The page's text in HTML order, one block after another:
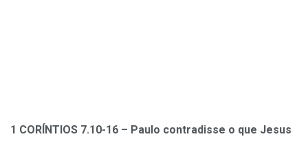
1 CORÍNTIOS 7.10-16 – Paulo contradisse o que Jesus